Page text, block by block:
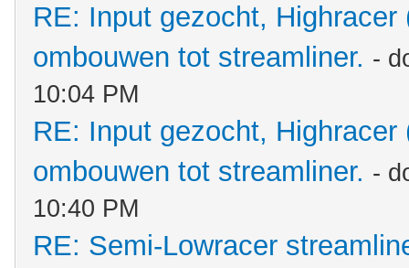
RE: Input gezocht,
ombouwen tot streamliner. -
10:04 PM
RE: Input gezocht,
ombouwen tot streamliner. -
10:40 PM
RE: Semi-Lowracer